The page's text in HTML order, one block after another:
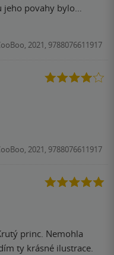
jeho povahy bylo
2021, 9788076611917
2021, 9788076611917
princ. Nemohla
ty krásné ilustrace.